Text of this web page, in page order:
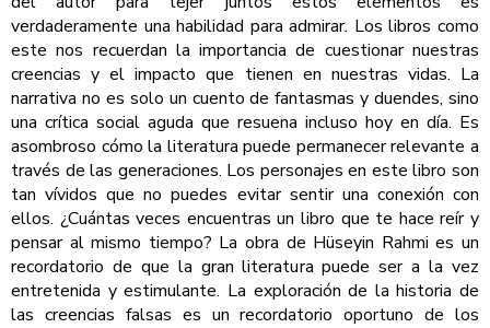
verdaderamente una habilidad para admirar. Los libros como
este nos recuerdan la importancia de cuestionar nuestras
creencias y el impacto que tienen en nuestras vidas. La
narrativa no es solo un cuento de fantasmas y duendes, sino
una crítica social aguda que resuena incluso hoy en día. Es
asombroso cómo la literatura puede permanecer relevante a
través de las generaciones. Los personajes en este libro son
tan vívidos que no puedes evitar sentir una conexión con
ellos. ¿Cuántas veces encuentras un libro que te hace reír y
pensar al mismo tiempo? La obra de Hüseyin Rahmi es un
recordatorio de que la gran literatura puede ser a la vez
entretenida y estimulante. La exploración de la historia de
las creencias falsas es un recordatorio oportuno de los